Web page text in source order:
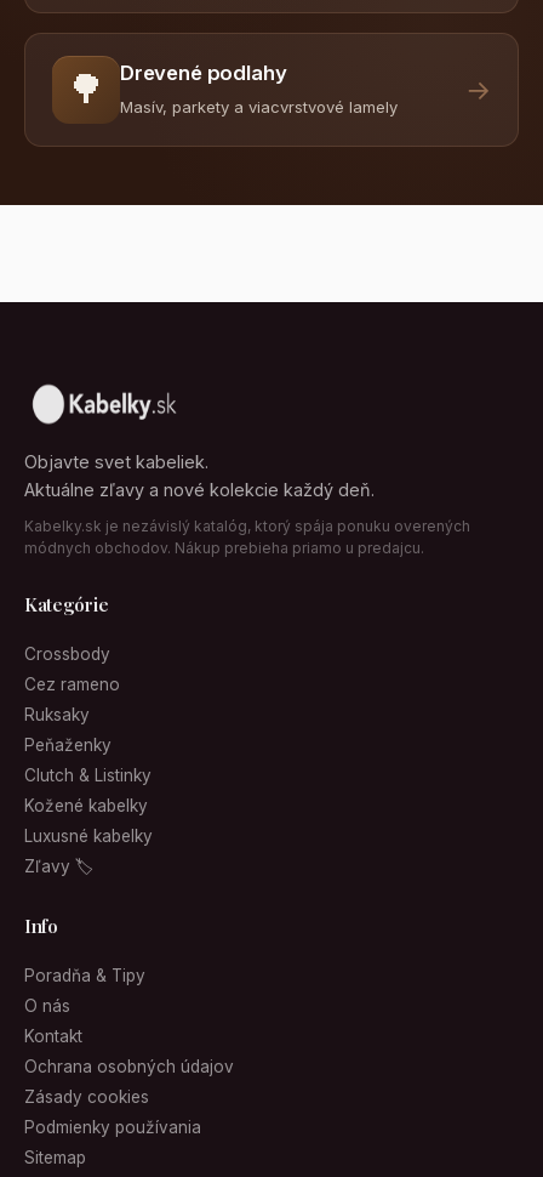
🌳 Drevené podlahy
Masív, parkety a viacvrstvové lamely
→
Objavte svet kabeliek.
Aktuálne zľavy a nové kolekcie každý deň.
Kabelky.sk je nezávislý katalóg, ktorý spája ponuku overených
módnych obchodov. Nákup prebieha priamo u predajcu.
Kategórie
Crossbody
Cez rameno
Ruksaky
Peňaženky
Clutch & Listinky
Kožené kabelky
Luxusné kabelky
Zľavy 🏷
Info
Poradňa & Tipy
O nás
Kontakt
Ochrana osobných údajov
Zásady cookies
Podmienky používania
Sitemap